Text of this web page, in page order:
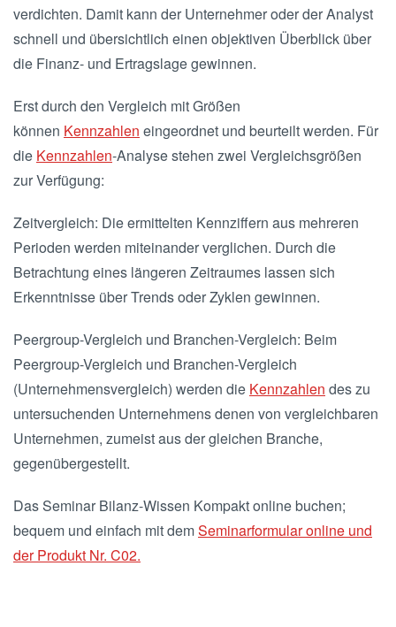
verdichten. Damit kann der Unternehmer oder der Analyst
schnell und übersichtlich einen objektiven Überblick über
die Finanz- und Ertragslage gewinnen.
Erst durch den Vergleich mit Größen
können Kennzahlen eingeordnet und beurteilt werden. Für
die Kennzahlen-Analyse stehen zwei Vergleichsgrößen
zur Verfügung:
Zeitvergleich: Die ermittelten Kennziffern aus mehreren
Perioden werden miteinander verglichen. Durch die
Betrachtung eines längeren Zeitraumes lassen sich
Erkenntnisse über Trends oder Zyklen gewinnen.
Peergroup-Vergleich und Branchen-Vergleich: Beim
Peergroup-Vergleich und Branchen-Vergleich
(Unternehmensvergleich) werden die Kennzahlen des zu
untersuchenden Unternehmens denen von vergleichbaren
Unternehmen, zumeist aus der gleichen Branche,
gegenübergestellt.
Das Seminar Bilanz-Wissen Kompakt online buchen;
bequem und einfach mit demSeminarformular online und
der Produkt Nr. C02.